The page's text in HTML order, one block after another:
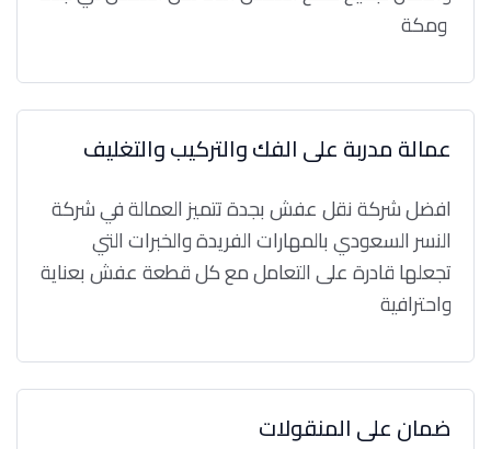
عمالة مدربة على الفك والتركيب والتغليف
افضل شركة نقل عفش بجدة تتميز العمالة في شركة
النسر السعودي بالمهارات الفريدة والخبرات التي
تجعلها قادرة على التعامل مع كل قطعة عفش بعناية
واحترافية
ضمان على المنقولات